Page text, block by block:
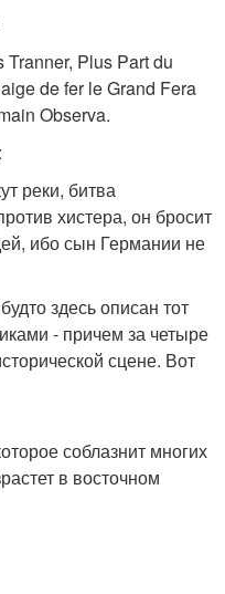
Plus Part du
de fer le Grand Fera
Observa.
реки, битва
хистера, он бросит
ибо сын Германии не
здесь описан тот
- причем за четыре
сцене. Вот
соблазнит многих
в восточном